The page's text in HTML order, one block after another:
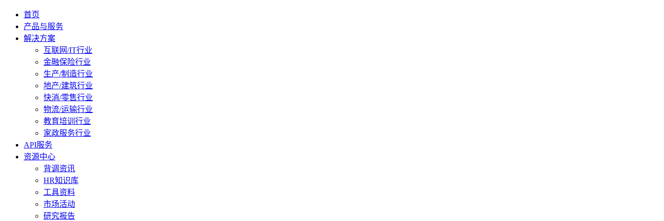
首页
产品与服务
解决方案
互联网/IT行业
金融保险行业
生产/制造行业
地产/建筑行业
快消/零售行业
物流/运输行业
教育培训行业
家政服务行业
API服务
资源中心
背调资讯
HR知识库
工具资料
市场活动
研究报告